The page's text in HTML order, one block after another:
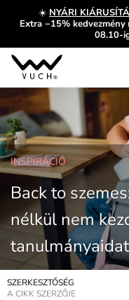
☀️ NYÁRI
Extra −15% kedvezmény
08.10-
INSPIRÁCIÓ
Back to
nélkül nem
SZERKESZTŐSÉG
A CIKK SZERZŐJE